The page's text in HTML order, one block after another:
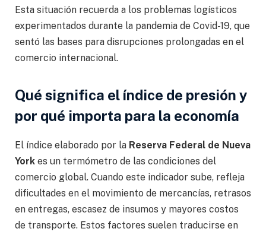
Esta situación recuerda a los problemas logísticos
experimentados durante la pandemia de Covid-19, que
sentó las bases para disrupciones prolongadas en el
comercio internacional.
Qué significa el índice de presión y
por qué importa para la economía
El índice elaborado por la Reserva Federal de Nueva
York es un termómetro de las condiciones del
comercio global. Cuando este indicador sube, refleja
dificultades en el movimiento de mercancías, retrasos
en entregas, escasez de insumos y mayores costos
de transporte. Estos factores suelen traducirse en